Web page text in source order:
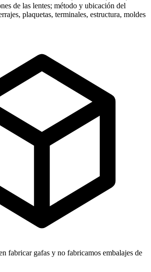
de las lentes; método y ubicación del
plaquetas, terminales, estructura, moldes
fabricar gafas y no fabricamos embalajes de